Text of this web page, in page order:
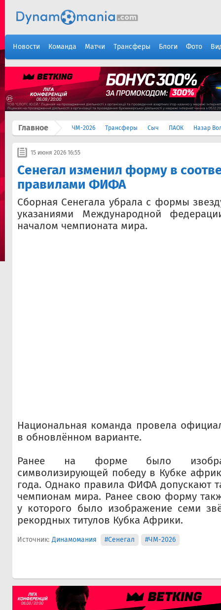
Новости Команда Матчи Трансферы Блоги Фото
Главное ЧМ-2026 Трансферы Сыч ПАОК Назар
15 июня 2026 16:55
Сенегал изменил форму в
правилами ФИФА
Сборная Сенегала убрала с формы
указаниями Международной
началом чемпионата мира.
Национальная команда провела
в обновлённом варианте.
Ранее на форме было
символизирующей победу в Кубке
года. Однако правила ФИФА допускают
чемпионам мира. Ранее свою форму
у которого было изображение семи
рекордных титулов Кубка Африки.
Источник: Динамомания #Сенегал #ЧМ-2026